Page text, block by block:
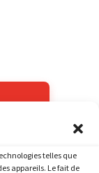
telles que
appareils. Le fait de